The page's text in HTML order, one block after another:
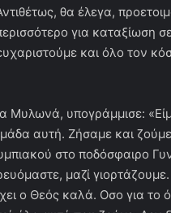
θα έλεγα,
για καταξίωση
και όλο τον
Μυλωνά, υπογράμμισε:
αυτή. Ζήσαμε και ζούμε
στο ποδόσφαιρο
μαζί
ο Θεός καλά. Οσο για το